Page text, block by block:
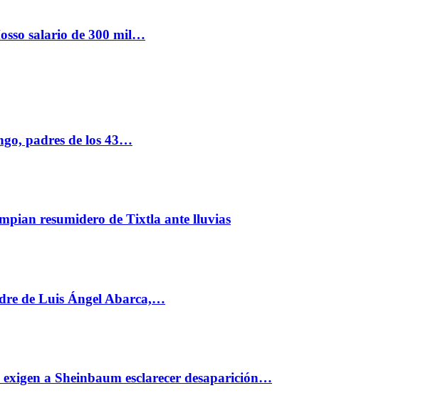
salario de 300 mil…
padres de los 43…
resumidero de Tixtla ante lluvias
de Luis Ángel Abarca,…
a Sheinbaum esclarecer desaparición…